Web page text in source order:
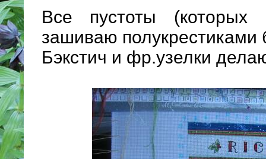
Все пустоты
зашиваю полукрестиками
Бэкстич и фр.узелки